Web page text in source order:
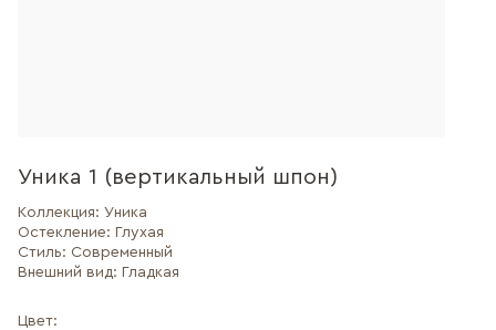
Уника 1 (вертикальный шпон)
Коллекция: Уника
Остекление: Глухая
Стиль: Современный
Внешний вид: Гладкая
Цвет: